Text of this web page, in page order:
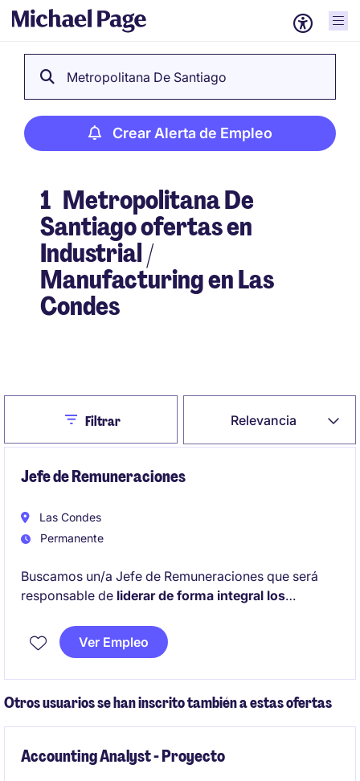
Metropolitana De Santiago
Crear Alerta de Empleo
1 Metropolitana De
Santiago ofertas en
Industrial /
Manufacturing en Las
Condes
Relevancia
CloseFiltrar
Jefe de Remuneraciones
Las Condes
Permanente
Buscamos un/a Jefe de Remuneraciones que será
responsable de liderar de forma integral los
personal y beneficios,
segurando exactitud,
cumplimiento normativo y eficiencia operativa.
Ver Empleo
Otros usuarios se han inscrito también a estas ofertas
Accounting Analyst - Proyecto